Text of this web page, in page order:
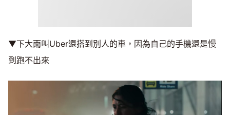
▼下大雨叫Uber還搭到別人的車，因為自己的手機還是慢
到跑不出來